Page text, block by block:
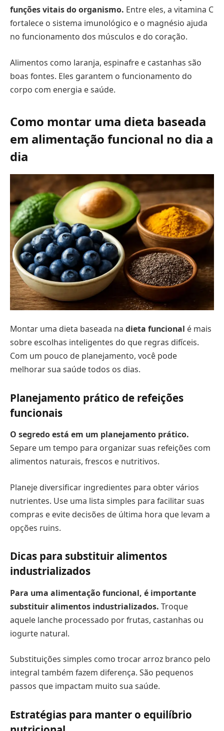
funções vitais do organismo. Entre eles, a vitamina C
fortalece o sistema imunológico e o magnésio ajuda
no funcionamento dos músculos e do coração.
Alimentos como laranja, espinafre e castanhas são
boas fontes. Eles garantem o funcionamento do
corpo com energia e saúde.
Como montar uma dieta baseada
em alimentação funcional no dia a
dia
Montar uma dieta baseada na dieta funcional é mais
sobre escolhas inteligentes do que regras difíceis.
Com um pouco de planejamento, você pode
melhorar sua saúde todos os dias.
Planejamento prático de refeições
funcionais
O segredo está em um planejamento prático.
Separe um tempo para organizar suas refeições com
alimentos naturais, frescos e nutritivos.
Planeje diversificar ingredientes para obter vários
nutrientes. Use uma lista simples para facilitar suas
compras e evite decisões de última hora que levam a
opções ruins.
Dicas para substituir alimentos
industrializados
Para uma alimentação funcional, é importante
substituir alimentos industrializados. Troque
aquele lanche processado por frutas, castanhas ou
iogurte natural.
Substituições simples como trocar arroz branco pelo
integral também fazem diferença. São pequenos
passos que impactam muito sua saúde.
Estratégias para manter o equilíbrio